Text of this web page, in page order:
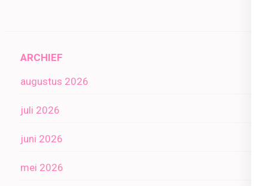
ARCHIEF
augustus 2026
juli 2026
juni 2026
mei 2026